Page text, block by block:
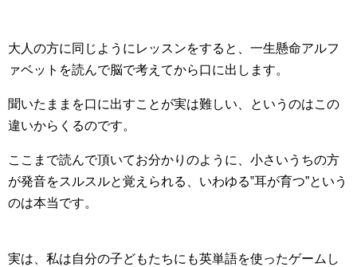
大人の方に同じようにレッスンをすると、一生懸命アルフ
ァベットを読んで脳で考えてから口に出します。
聞いたままを口に出すことが実は難しい、というのはこの
違いからくるのです。
ここまで読んで頂いてお分かりのように、小さいうちの方
が発音をスルスルと覚えられる、いわゆる‟耳が育つ”という
のは本当です。
実は、私は自分の子どもたちにも英単語を使ったゲームし